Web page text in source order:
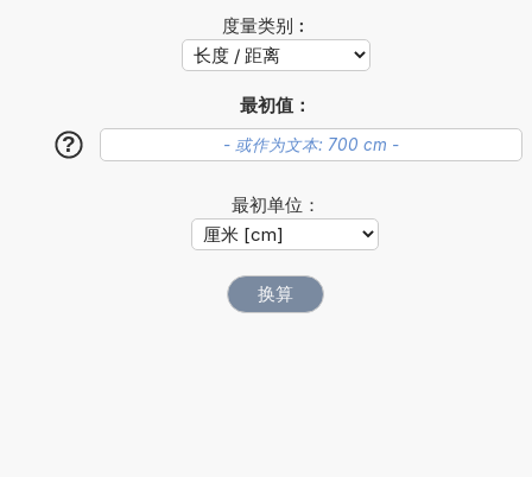
度量类别︰
最初值：
?
最初单位：